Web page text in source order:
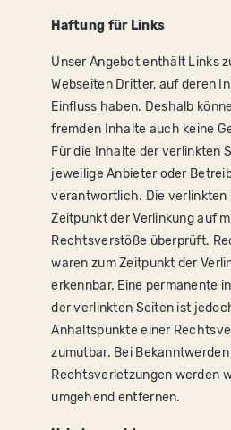
Haftung für Links
Unser Angebot enthält Links
Webseiten Dritter, auf deren
Einfluss haben. Deshalb
fremden Inhalte auch keine
Für die Inhalte der verlinkten
jeweilige Anbieter oder
verantwortlich. Die verlinkten
Zeitpunkt der Verlinkung auf
Rechtsverstöße überprüft.
waren zum Zeitpunkt der
erkennbar. Eine permanente
der verlinkten Seiten ist
Anhaltspunkte einer
zumutbar. Bei
Rechtsverletzungen werden
umgehend entfernen.